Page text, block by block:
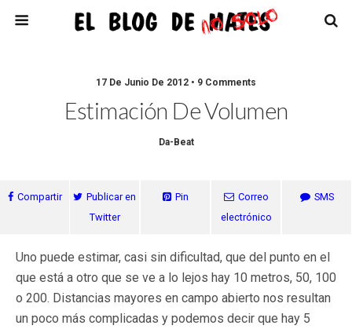
17 De Junio De 2012 • 9 Comments
Estimación De Volumen
Da-Beat
Compartir
Publicar en
Twitter
Pin
Correo
electrónico
SMS
Uno puede estimar, casi sin dificultad, que del punto en el
que está a otro que se ve a lo lejos hay 10 metros, 50, 100
o 200. Distancias mayores en campo abierto nos resultan
un poco más complicadas y podemos decir que hay 5